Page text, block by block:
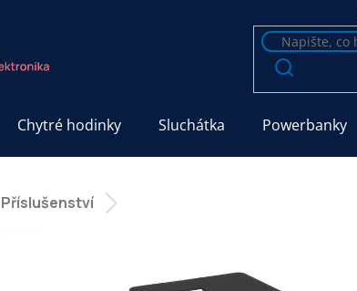
Chytré hodinky Sluchátka Powerbanky
Příslušenství